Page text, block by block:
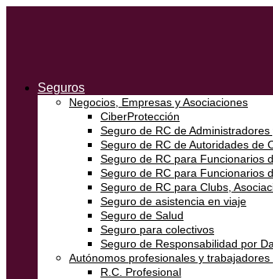
Seguros
Negocios, Empresas y Asociaciones
CiberProtección
Seguro de RC de
Seguro de RC de Autoridades de
Seguro de RC para Funcionarios
Seguro de RC para Funcionarios
Seguro de RC para Clubs,
Seguro de asistencia en viaje
Seguro de Salud
Seguro para colectivos
Seguro de Responsabilidad por
Autónomos profesionales y
R.C. Profesional